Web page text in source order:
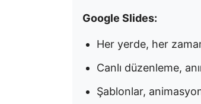
Google Slides:
Her yerde, her
Canlı düzenleme,
Şablonlar,